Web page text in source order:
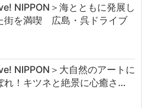
NIPPON＞海とともに発展し
街を満喫 広島・呉ドライブ
NIPPON＞大自然のアートに
れ！キツネと絶景に心癒さ…